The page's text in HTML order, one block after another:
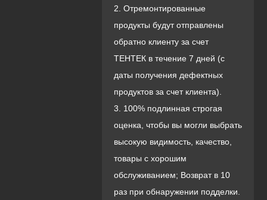
2. Отремонтированные
продукты будут отправлены
обратно клиенту за счет
ТЕНТЕК в течение 7 дней (с
даты получения дефектных
продуктов за счет клиента).
3. 100% подлинная строгая
оценка, чтобы вы могли выбрать
высокую видимость, качество,
товары с хорошим
обслуживанием; Возврат в 10
раз при обнаружении подделки.